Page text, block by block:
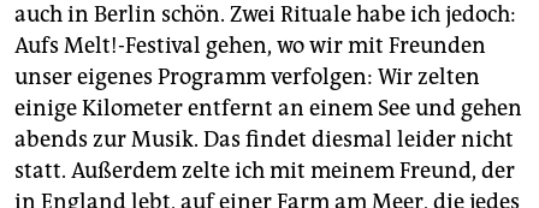
genossenschaft
epaper login
auch in Berlin schön. Zwei Rituale habe ich jedoch:
Aufs Melt!-Festival gehen, wo wir mit Freunden
unser eigenes Programm verfolgen: Wir zelten
einige Kilometer entfernt an einem See und gehen
abends zur Musik. Das findet diesmal leider nicht
statt. Außerdem zelte ich mit meinem Freund, der
in England lebt, auf einer Farm am Meer, die jedes